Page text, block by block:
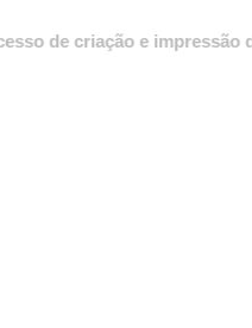
criação e impressão do